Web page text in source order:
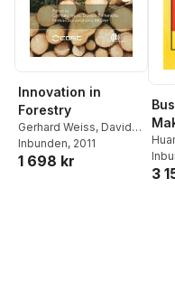
Innovation in
Forestry
Gerhard Weiss, Davide
Pettenella ,Pekka
Ollonqvist,
Inbunden, 2011
1 698 kr
3